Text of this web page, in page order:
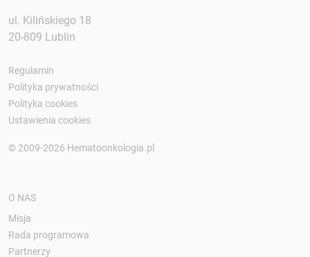
ul. Kilińskiego 18
20-809 Lublin
Regulamin
Polityka prywatności
Polityka cookies
Ustawienia cookies
© 2009-2026 Hematoonkologia.pl
O NAS
Misja
Rada programowa
Partnerzy